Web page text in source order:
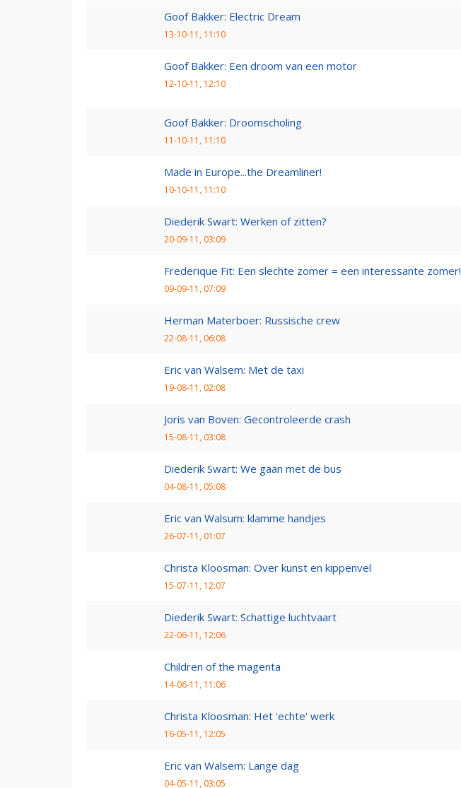
Goof Bakker: Electric Dream
13-10-11, 11:10
Goof Bakker: Een droom van een motor
12-10-11, 12:10
Goof Bakker: Droomscholing
11-10-11, 11:10
Made in Europe...the Dreamliner!
10-10-11, 11:10
Diederik Swart: Werken of zitten?
20-09-11, 03:09
Frederique Fit: Een slechte zomer = een interessante zomer!
09-09-11, 07:09
Herman Materboer: Russische crew
22-08-11, 06:08
Eric van Walsem: Met de taxi
19-08-11, 02:08
Joris van Boven: Gecontroleerde crash
15-08-11, 03:08
Diederik Swart: We gaan met de bus
04-08-11, 05:08
Eric van Walsum: klamme handjes
26-07-11, 01:07
Christa Kloosman: Over kunst en kippenvel
15-07-11, 12:07
Diederik Swart: Schattige luchtvaart
22-06-11, 12:06
Children of the magenta
14-06-11, 11:06
Christa Kloosman: Het 'echte' werk
16-05-11, 12:05
Eric van Walsem: Lange dag
04-05-11, 03:05